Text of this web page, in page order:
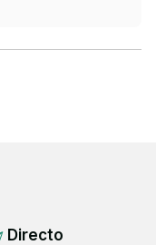
Directo